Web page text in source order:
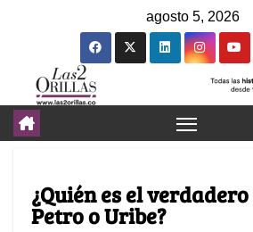
agosto 5, 2026
¿Quién es el
Petro o Uribe?